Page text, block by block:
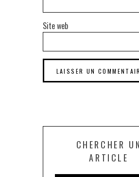
Site web
CHERCHER UN
ARTICLE